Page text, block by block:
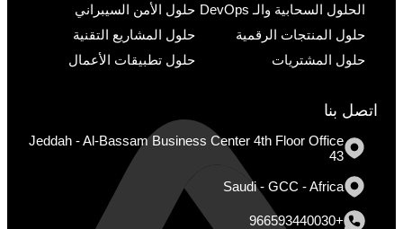
الحلول السحابية والـ DevOps
حلول الأمن السيبراني
حلول المنتجات الرقمية
حلول المشاريع التقنية
حلول المشتريات
حلول تطبيقات الأعمال
اتصل بنا
Jeddah - Al-Bassam Business Center 4th Floor Office
43
Saudi - GCC - Africa
+966593440030